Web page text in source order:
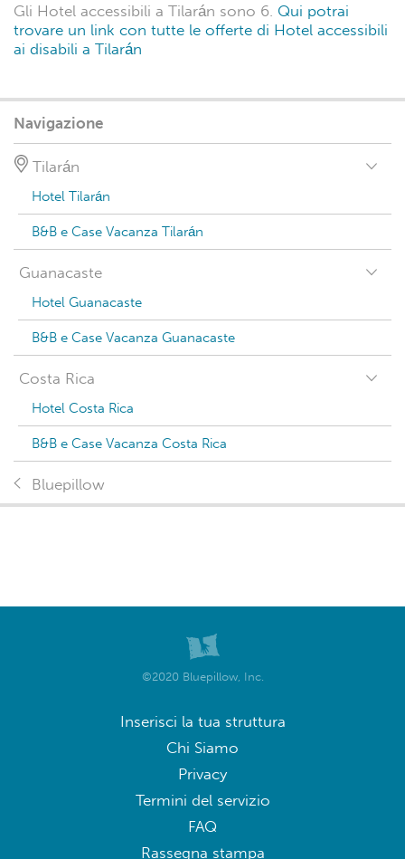
Gli Hotel accessibili a Tilarán sono 6. Qui potrai
trovare un link con tutte le offerte di Hotel accessibili
ai disabili a Tilarán
Navigazione
Tilarán
Hotel Tilarán
B&B e Case Vacanza Tilarán
Guanacaste
Hotel Guanacaste
B&B e Case Vacanza Guanacaste
Costa Rica
Hotel Costa Rica
B&B e Case Vacanza Costa Rica
Bluepillow
©2020 Bluepillow, Inc.
Inserisci la tua struttura
Chi Siamo
Privacy
Termini del servizio
FAQ
Rassegna stampa